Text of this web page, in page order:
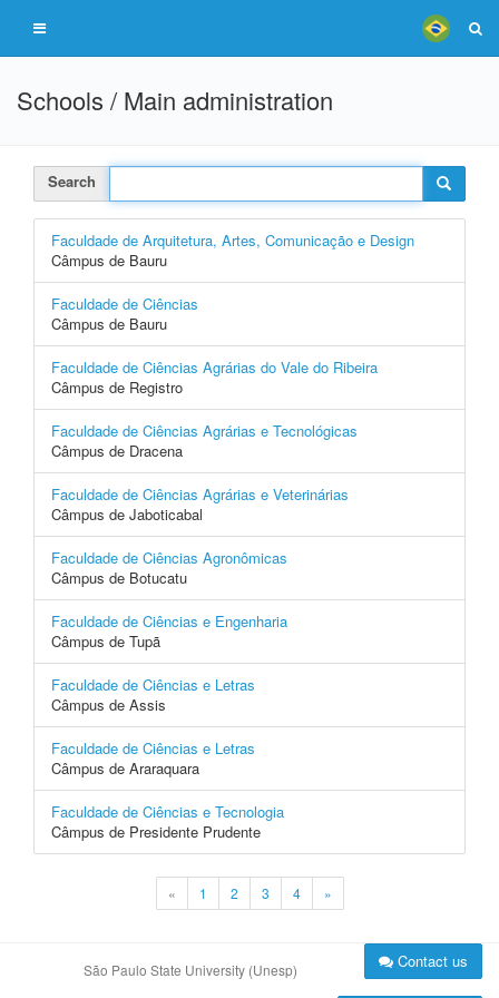
Schools / Main administration
Search
Faculdade de Arquitetura, Artes, Comunicação e Design
Câmpus de Bauru
Faculdade de Ciências
Câmpus de Bauru
Faculdade de Ciências Agrárias do Vale do Ribeira
Câmpus de Registro
Faculdade de Ciências Agrárias e Tecnológicas
Câmpus de Dracena
Faculdade de Ciências Agrárias e Veterinárias
Câmpus de Jaboticabal
Faculdade de Ciências Agronômicas
Câmpus de Botucatu
Faculdade de Ciências e Engenharia
Câmpus de Tupã
Faculdade de Ciências e Letras
Câmpus de Assis
Faculdade de Ciências e Letras
Câmpus de Araraquara
Faculdade de Ciências e Tecnologia
Câmpus de Presidente Prudente
« 1 2 3 4 »
São Paulo State University (Unesp) Contact us